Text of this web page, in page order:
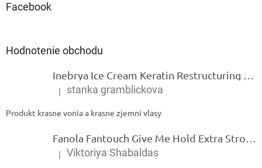
Facebook
Hodnotenie obchodu
Inebrya Ice Cream Keratin Restructuring Mask – reštrukturalizačná maska s keratínom 1000 ml
Hodnotenie produktu je 5 z 5 hviezdičiek.
| stanka gramblickova
Produkt krasne vonia a krasne zjemni vlasy
Fanola Fantouch Give Me Hold Extra Strong Fluid Gel - Extra silný rýchloschnúci tekutý gel 250 ml
Hodnotenie produktu je 5 z 5 hviezdičiek.
| Viktoriya Shabaldas